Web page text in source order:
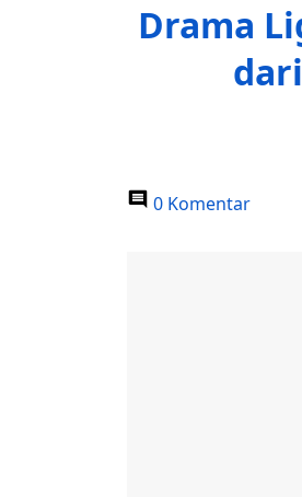
Drama
0 Komentar